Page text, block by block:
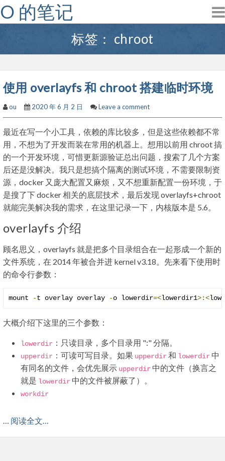
Skip
to
content
O 的笔记
标签： chroot
使用 overlayfs 和 chroot 搭建临时环境
ou 2020 年 6 月 2 日 Leave a comment
最近在写一个小工具，依赖的库比较多，但是这些依赖都不常
用，不想为了开发而装在常用的机器上。想用以前用 chroot 搞
的一个开发环境，可惜更新源验证总出问题，搜索了几个方案
后还是没解决。我只是想搞个隔离的测试环境，不需要限制资
源，docker 又庞大配置又麻烦，又不想重新配置一份环境，于
是搜了下 docker 相关的底层技术，最后发现 overlayfs+chroot
就能完美解决我的需求，在这里记录一下，内核版本是 5.6。
overlayfs 介绍
顾名思义，overlayfs 就是把多个目录组合在一起形成一个新的
文件系统，在 2014 年被合并进 kernel v3.18。先来看下使用时
的命令行参数：
mount -t overlay overlay -o lowerdir=<lowerdir1>:<
大概介绍下这里的三个参数：
lowerdir ：只读目录，多个目录用 ":" 分隔。
upperdir ：可读可写目录。如果 upperdir 和 lowerdir 中
有同名的文件，会优先展示 upperdir 中的文件（换言之
就是 lowerdir 中的文件被屏蔽了）。
workdir
… 阅读全文…